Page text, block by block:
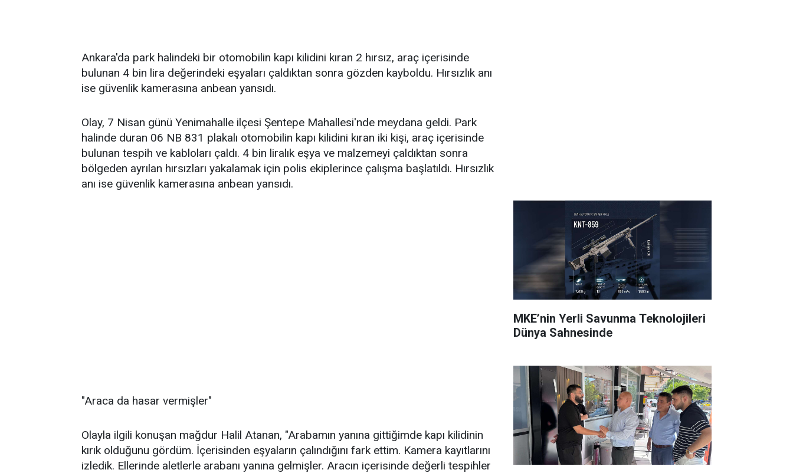
Ankara'da park halindeki bir otomobilin kapı kilidini kıran 2 hırsız, araç içerisinde
bulunan 4 bin lira değerindeki eşyaları çaldıktan sonra gözden kayboldu. Hırsızlık anı
ise güvenlik kamerasına anbean yansıdı.
Olay, 7 Nisan günü Yenimahalle ilçesi Şentepe Mahallesi'nde meydana geldi. Park
halinde duran 06 NB 831 plakalı otomobilin kapı kilidini kıran iki kişi, araç içerisinde
bulunan tespih ve kabloları çaldı. 4 bin liralık eşya ve malzemeyi çaldıktan sonra
bölgeden ayrılan hırsızları yakalamak için polis ekiplerince çalışma başlatıldı. Hırsızlık
anı ise güvenlik kamerasına anbean yansıdı.
"Araca da hasar vermişler"
Olayla ilgili konuşan mağdur Halil Atanan, "Arabamın yanına gittiğimde kapı kilidinin
kırık olduğunu gördüm. İçerisinden eşyaların çalındığını fark ettim. Kamera kayıtlarını
izledik. Ellerinde aletlerle arabanı yanına gelmişler. Aracın içerisinde değerli tespihler
MKE’nin Yerli Savunma Teknolojileri
Dünya Sahnesinde